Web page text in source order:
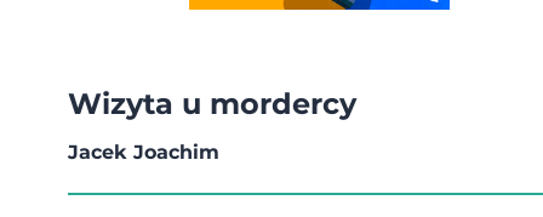
Wizyta u mordercy
Jacek Joachim